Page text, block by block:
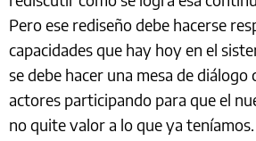
Pero ese rediseño debe hacerse
capacidades que hay hoy en el
se debe hacer una mesa de diálogo
actores participando para que el
no quite valor a lo que ya